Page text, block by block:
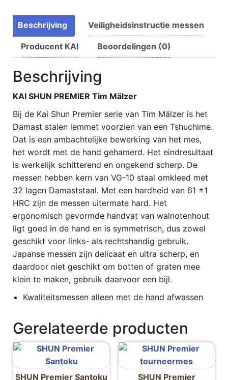
Beschrijving Veiligheidsinstructie messen
Producent KAI Beoordelingen (0)
Beschrijving
KAI SHUN PREMIER Tim Mälzer
Bij de Kai Shun Premier serie van Tim Mälzer is het
Damast stalen lemmet voorzien van een Tshuchime.
Dat is een ambachtelijke bewerking van het mes,
het wordt met de hand gehamerd. Het eindresultaat
is werkelijk schitterend en ongekend scherp. De
messen hebben kern van VG-10 staal omkleed met
32 lagen Damaststaal. Met een hardheid van 61 ±1
HRC zijn de messen uitermate hard. Het
ergonomisch gevormde handvat van walnotenhout
ligt goed in de hand en is symmetrisch, dus zowel
geschikt voor links- als rechtshandig gebruik.
Japanse messen zijn delicaat en ultra scherp, en
daardoor niet geschikt om botten of graten mee
klein te maken, gebruik daarvoor een bijl.
Kwaliteitsmessen alleen met de hand afwassen
Gerelateerde producten
SHUN Premier Santoku SHUN Premier